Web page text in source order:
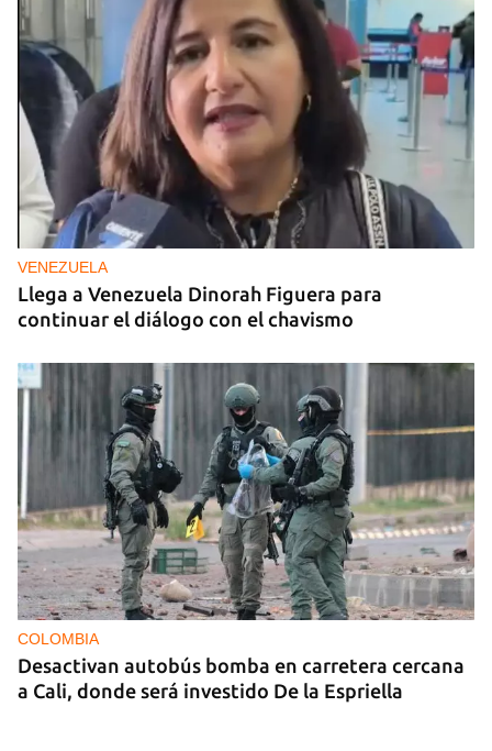
VENEZUELA
Llega a Venezuela Dinorah Figuera para
continuar el diálogo con el chavismo
COLOMBIA
Desactivan autobús bomba en carretera cercana
a Cali, donde será investido De la Espriella